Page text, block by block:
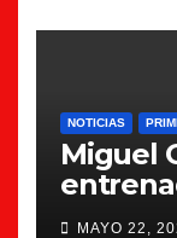
NOTICIAS
Miguel
MAYO 22,